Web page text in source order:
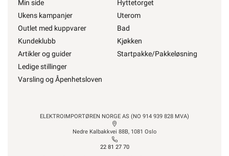
Min side
Ukens kampanjer
Outlet med kuppvarer
Kundeklubb
Artikler og guider
Ledige stillinger
Varsling og Åpenhetsloven
Hyttetorget
Uterom
Bad
Kjøkken
Startpakke/Pakkeløsning
ELEKTROIMPORTØREN NORGE AS (NO 914 939 828 MVA)
Nedre Kalbakkvei 88B, 1081 Oslo
22 81 27 70